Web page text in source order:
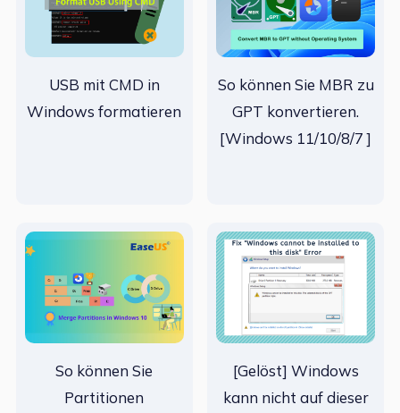
USB mit CMD in
Windows formatieren
So können Sie MBR zu
GPT konvertieren.
[Windows 11/10/8/7 ]
So können Sie
Partitionen
[Gelöst] Windows
kann nicht auf dieser